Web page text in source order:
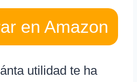
en Amazon
utilidad te ha